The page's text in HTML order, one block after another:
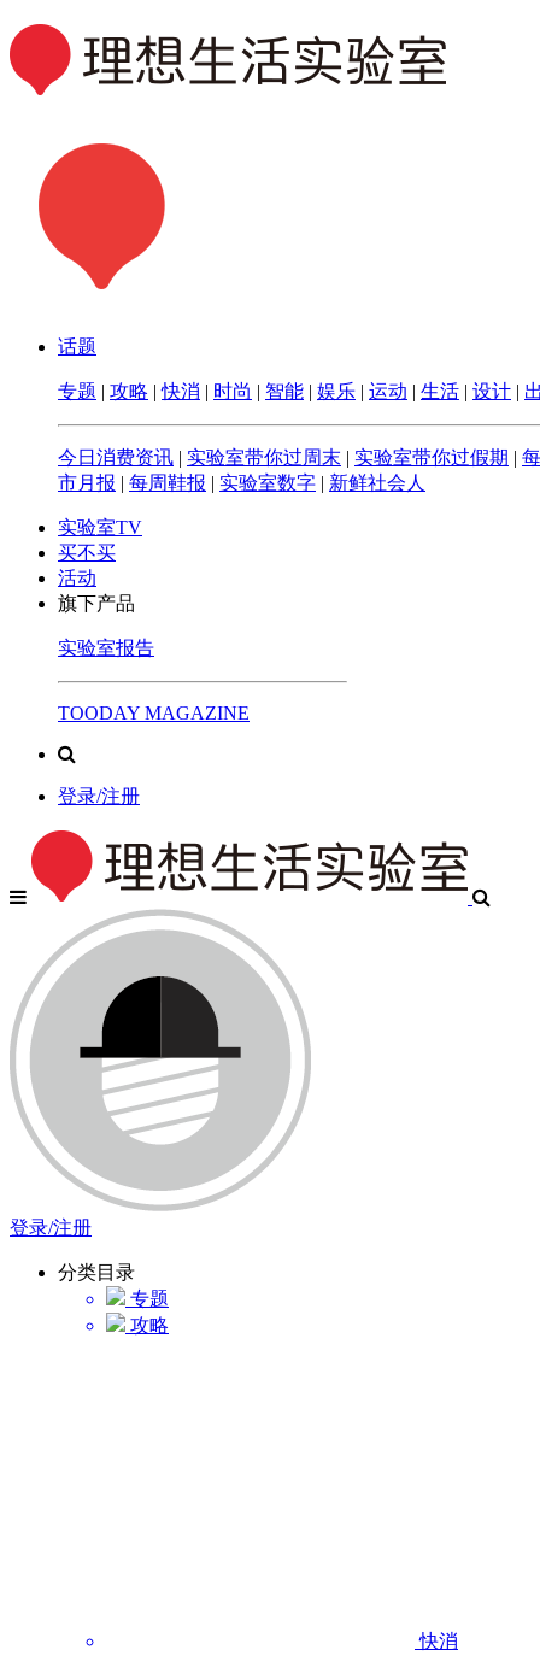
话题
专题 | 攻略 | 快消 | 时尚 | 智能 | 娱乐 | 运动 | 生活 | 设计 |
今日消费资讯 | 实验室带你过周末 | 实验室带你过假期 |
市月报 | 每周鞋报 | 实验室数字 | 新鲜社会人
实验室TV
买不买
活动
旗下产品
实验室报告
TOODAY MAGAZINE
登录/注册
登录/注册
分类目录
专题
攻略
快消